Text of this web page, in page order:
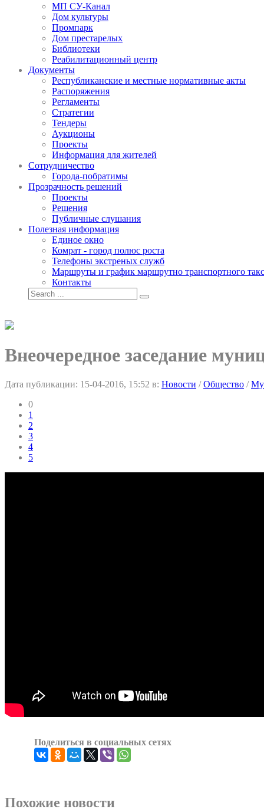
МП СУ-Канал
Дом культуры
Промпарк
Дом престарелых
Библиотеки
Реабилитационный центр
Документы
Республиканские и местные нормативные акты
Распоряжения
Регламенты
Стратегии
Тендеры
Аукционы
Проекты
Информация для жителей
Сотрудничество
Города-побратимы
Прозрачность решений
Проекты
Решения
Публичные слушания
Полезная информация
Единое окно
Комрат - город полюс роста
Телефоны экстреных служб
Маршруты и график маршрутно транспортного
Контакты
Внеочередное заседание
Дата публикации: 15-04-2016, 15:52 в: Новости /Общество /
0
1
2
3
4
5
Поделиться в социальных сетях
Похожие новости